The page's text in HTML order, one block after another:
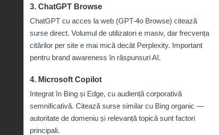
3. ChatGPT Browse
ChatGPT cu acces la web (GPT-4o Browse) citează
surse direct. Volumul de utilizatori e masiv, dar frecvența
citărilor per site e mai mică decât Perplexity. Important
pentru brand awareness în răspunsuri AI.
4. Microsoft Copilot
Integrat în Bing și Edge, cu audiență corporativă
semnificativă. Citează surse similar cu Bing organic —
autoritate de domeniu și relevanță topică sunt factori
principali.